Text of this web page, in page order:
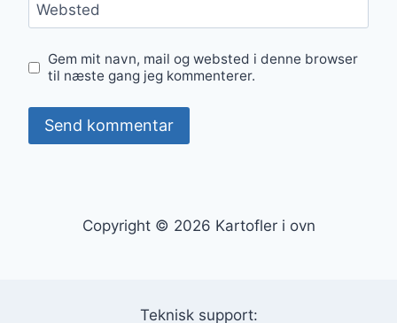
Websted
Gem mit navn, mail og websted i denne browser
til næste gang jeg kommenterer.
Copyright © 2026 Kartofler i ovn
Teknisk support: